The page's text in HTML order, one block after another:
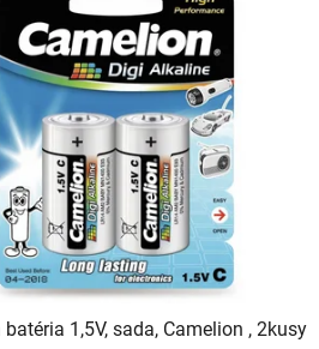
1,5V, sada, Camelion , 2kusy